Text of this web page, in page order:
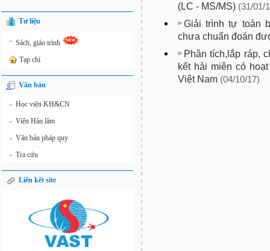
Tư liệu
» Sách, giáo trình
Tạp chí
Văn bản
» Học viện KH&CN
» Viện Hàn lâm
» Văn bản pháp quy
» Tra cứu
Liên kết site
(LC - MS/MS) (31/01/
Giải trình tự toàn
chưa chuẩn đoán
Phân tích,lắp ráp,
kết hải miên có
Việt Nam (04/10/17)